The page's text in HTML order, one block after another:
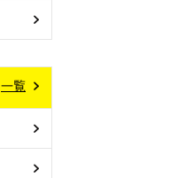
一覧